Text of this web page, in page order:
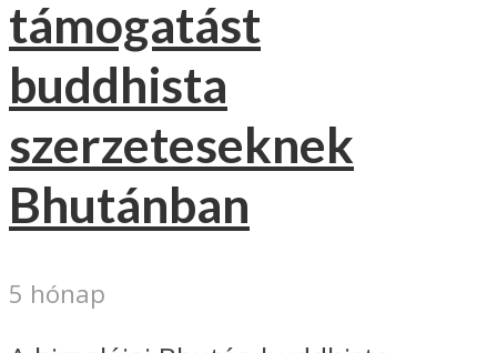
támogatást
buddhista
szerzeteseknek
Bhutánban
5 hónap